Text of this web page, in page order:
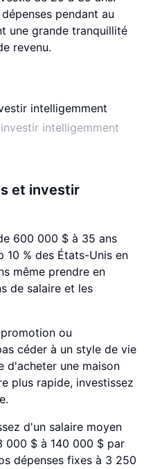
pendant au
une grande tranquillité
revenu.
intelligemment
et investir
600 000 $ à 35 ans
% des États-Unis en
même prendre en
de salaire et les
ou
céder à un style de vie
d'acheter une maison
plus rapide, investissez
d'un salaire moyen
000 $ à 140 000 $ par
dépenses fixes à 3 250